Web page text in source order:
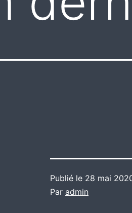
Publié le 28 mai
Par admin